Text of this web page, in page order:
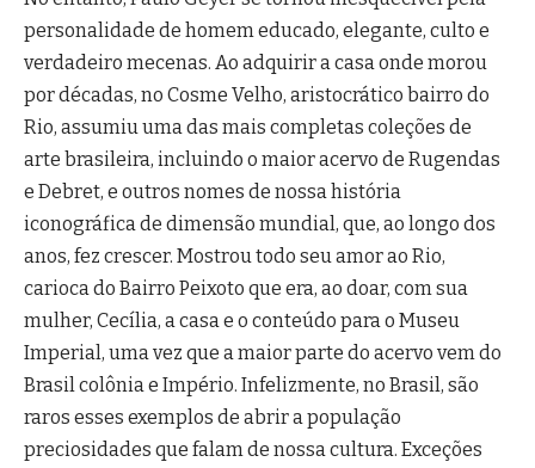
personalidade de homem educado, elegante, culto e
verdadeiro mecenas. Ao adquirir a casa onde morou
por décadas, no Cosme Velho, aristocrático bairro do
Rio, assumiu uma das mais completas coleções de
arte brasileira, incluindo o maior acervo de Rugendas
e Debret, e outros nomes de nossa história
iconográfica de dimensão mundial, que, ao longo dos
anos, fez crescer. Mostrou todo seu amor ao Rio,
carioca do Bairro Peixoto que era, ao doar, com sua
mulher, Cecília, a casa e o conteúdo para o Museu
Imperial, uma vez que a maior parte do acervo vem do
Brasil colônia e Império. Infelizmente, no Brasil, são
raros esses exemplos de abrir a população
preciosidades que falam de nossa cultura. Exceções